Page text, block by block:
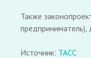
Также
предприниматель),
Источник: ТАСС